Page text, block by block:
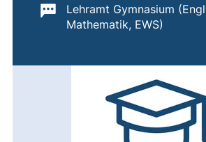
Wichtige Informationen:
Lehramt Gymnasium
Mathematik, EWS)